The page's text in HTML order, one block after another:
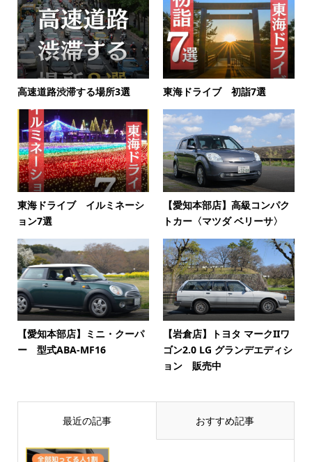
高速道路渋滞する場所3選 東海ドライブ 初詣7選
東海ドライブ イルミネーシ
ョン7選
【愛知本部店】高級コンパク
トカー〈マツダ ベリーサ〉
【愛知本部店】ミニ・クーパ
ー 型式ABA-MF16
【岩倉店】トヨタ マークIIワ
ゴン2.0 LG グランデエディシ
ョン 販売中
最近の記事 おすすめ記事